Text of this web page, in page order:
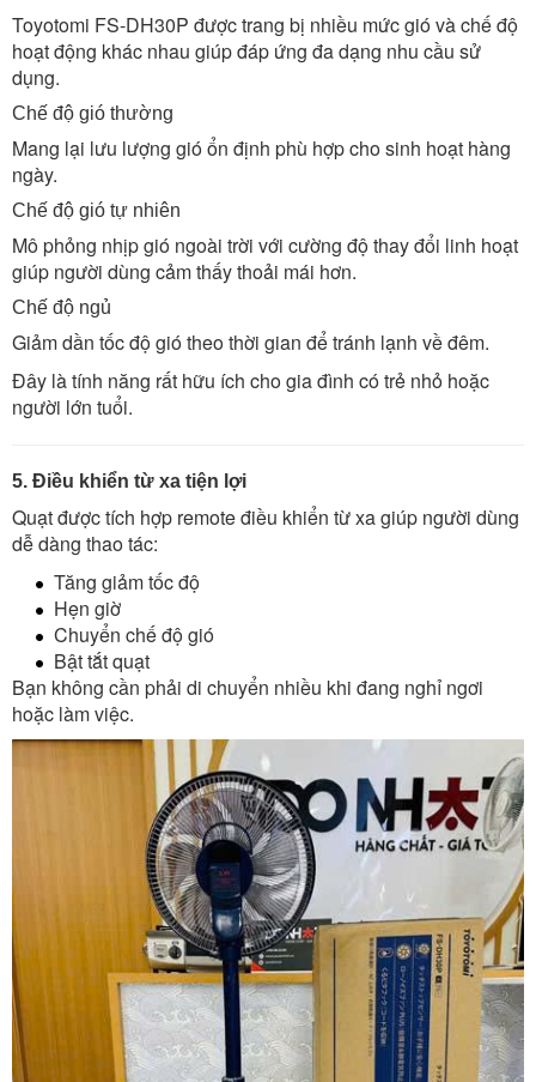
Toyotomi FS-DH30P được trang bị nhiều mức gió và chế độ
hoạt động khác nhau giúp đáp ứng đa dạng nhu cầu sử
dụng.
Chế độ gió thường
Mang lại lưu lượng gió ổn định phù hợp cho sinh hoạt hàng
ngày.
Chế độ gió tự nhiên
Mô phỏng nhịp gió ngoài trời với cường độ thay đổi linh hoạt
giúp người dùng cảm thấy thoải mái hơn.
Chế độ ngủ
Giảm dần tốc độ gió theo thời gian để tránh lạnh về đêm.
Đây là tính năng rất hữu ích cho gia đình có trẻ nhỏ hoặc
người lớn tuổi.
5. Điều khiển từ xa tiện lợi
Quạt được tích hợp remote điều khiển từ xa giúp người dùng
dễ dàng thao tác:
Tăng giảm tốc độ
Hẹn giờ
Chuyển chế độ gió
Bật tắt quạt
Bạn không cần phải di chuyển nhiều khi đang nghỉ ngơi
hoặc làm việc.